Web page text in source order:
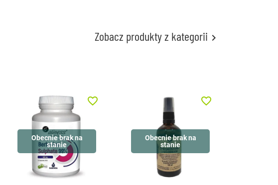
Zobacz produkty z kategorii 
Obecnie brak na
stanie
favorite_border
Obecnie brak na
stanie
favorite_border